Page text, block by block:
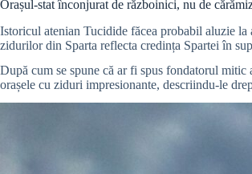
Orașul-stat înconjurat de războinici, nu de
Istoricul atenian Tucidide făcea probabil aluzie
zidurilor din Sparta reflecta credința Spartei în
După cum se spune că ar fi spus fondatorul
orașele cu ziduri impresionante, descriindu-le